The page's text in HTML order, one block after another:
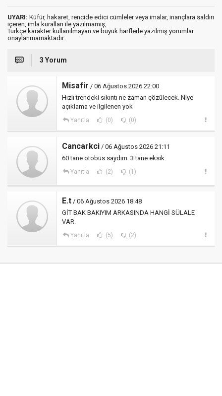
UYARI: Küfür, hakaret, rencide edici cümleler veya imalar, inançlara saldırı
içeren, imla kuralları ile yazılmamış,
Türkçe karakter kullanılmayan ve büyük harflerle yazılmış yorumlar
onaylanmamaktadır.
3 Yorum
Misafir / 06 Ağustos 2026 22:00
Hızlı trendeki sıkıntı ne zaman çözülecek. Niye
açıklama ve ilgilenen yok
Yanıtla (0) (0)
Cancarkci / 06 Ağustos 2026 21:11
60 tane otobüs saydım. 3 tane eksik.
Yanıtla (2) (1)
E.t / 06 Ağustos 2026 18:48
GİT BAK BAKIYIM ARKASINDA HANGİ SÜLALE
VAR.
Yanıtla (5) (2)